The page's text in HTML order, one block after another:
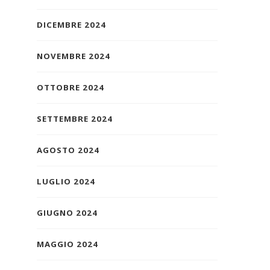
DICEMBRE 2024
NOVEMBRE 2024
OTTOBRE 2024
SETTEMBRE 2024
AGOSTO 2024
LUGLIO 2024
GIUGNO 2024
MAGGIO 2024